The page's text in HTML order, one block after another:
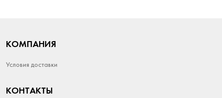
КОМПАНИЯ
Условия доставки
КОНТАКТЫ